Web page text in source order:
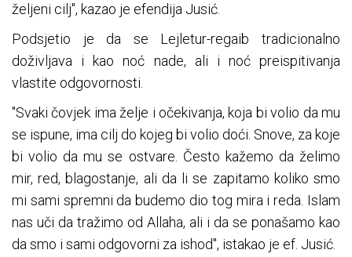
željeni cilj", kazao je efendija Jusić.
Podsjetio je da se Lejletur-regaib tradicionalno
doživljava i kao noć nade, ali i noć preispitivanja
vlastite odgovornosti.
"Svaki čovjek ima želje i očekivanja, koja bi volio da mu
se ispune, ima cilj do kojeg bi volio doći. Snove, za koje
bi volio da mu se ostvare. Često kažemo da želimo
mir, red, blagostanje, ali da li se zapitamo koliko smo
mi sami spremni da budemo dio tog mira i reda. Islam
nas uči da tražimo od Allaha, ali i da se ponašamo kao
da smo i sami odgovorni za ishod", istakao je ef. Jusić.